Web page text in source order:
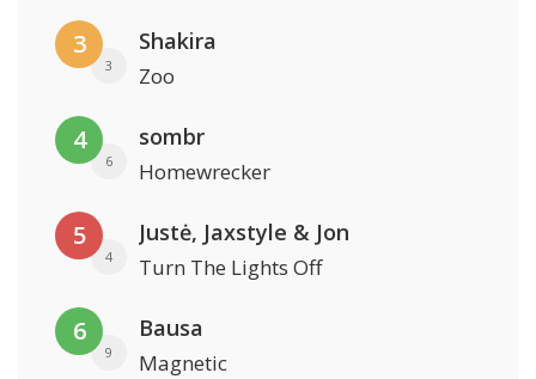
3
3
Shakira
Zoo
4
6
sombr
Homewrecker
5
4
Justė, Jaxstyle & Jon
Turn The Lights Off
6
9
Bausa
Magnetic